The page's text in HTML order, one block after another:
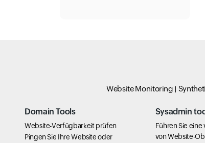
Website Monitoring
Domain Tools
Website-Verfügbarkeit prüfen
Pingen Sie Ihre Website oder
Sysadmin
Führen Sie eine
von Website-